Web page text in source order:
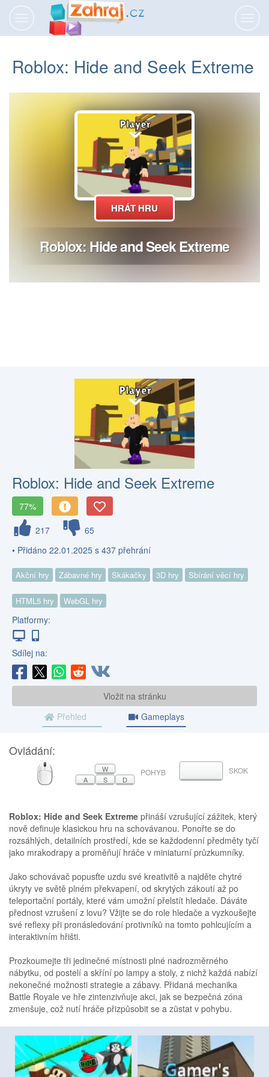
Roblox: Hide and Seek Extreme
Roblox: Hide and Seek Extreme
77%
217
65
• Přidáno 22.01.2025 s 437 přehrání
Akční hry Zábavné hry Skákačky 3D hry Sbírání věcí hry
HTML5 hry WebGL hry
Platformy:
Sdílej na:
Vložit na stránku
Přehled
Gameplays
Ovládání:
MYŠ
W
A
S D
POHYB MEZERNÍKSKOK
Roblox: Hide and Seek Extreme přináší vzrušující zážitek, který
nově definuje klasickou hru na schovávanou. Ponořte se do
rozsáhlých, detailních prostředí, kde se každodenní předměty tyčí
jako mrakodrapy a proměňují hráče v miniaturní průzkumníky.
Jako schovávač popusťte uzdu své kreativitě a najděte chytré
úkryty ve světě plném překvapení, od skrytých zákoutí až po
teleportační portály, které vám umožní přelstít hledače. Dáváte
přednost vzrušení z lovu? Vžijte se do role hledače a vyzkoušejte
své reflexy při pronásledování protivníků na tomto pohlcujícím a
interaktivním hřišti.
Prozkoumejte tři jedinečné místnosti plné nadrozměrného
nábytku, od postelí a skříní po lampy a stoly, z nichž každá nabízí
nekonečné možnosti strategie a zábavy. Přidaná mechanika
Battle Royale ve hře zintenzivňuje akci, jak se bezpečná zóna
zmenšuje, což nutí hráče přizpůsobit se a zůstat v pohybu.